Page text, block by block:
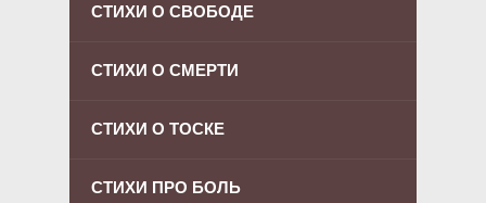
СТИХИ О СВОБОДЕ
СТИХИ О СМЕРТИ
СТИХИ О ТОСКЕ
СТИХИ ПРО БОЛЬ